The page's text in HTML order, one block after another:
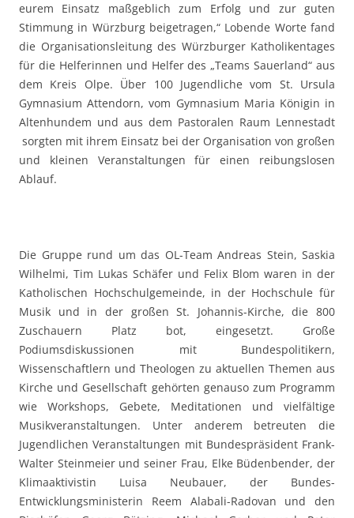
eurem Einsatz maßgeblich zum Erfolg und zur guten
Stimmung in Würzburg beigetragen,“ Lobende Worte fand
die Organisationsleitung des Würzburger Katholikentages
für die Helferinnen und Helfer des „Teams Sauerland“ aus
dem Kreis Olpe. Über 100 Jugendliche vom St. Ursula
Gymnasium Attendorn, vom Gymnasium Maria Königin in
Altenhundem und aus dem Pastoralen Raum Lennestadt
sorgten mit ihrem Einsatz bei der Organisation von großen
und kleinen Veranstaltungen für einen reibungslosen
Ablauf.
Die Gruppe rund um das OL-Team Andreas Stein, Saskia
Wilhelmi, Tim Lukas Schäfer und Felix Blom waren in der
Katholischen Hochschulgemeinde, in der Hochschule für
Musik und in der großen St. Johannis-Kirche, die 800
Zuschauern Platz bot, eingesetzt. Große
Podiumsdiskussionen mit Bundespolitikern,
Wissenschaftlern und Theologen zu aktuellen Themen aus
Kirche und Gesellschaft gehörten genauso zum Programm
wie Workshops, Gebete, Meditationen und vielfältige
Musikveranstaltungen. Unter anderem betreuten die
Jugendlichen Veranstaltungen mit Bundespräsident Frank-
Walter Steinmeier und seiner Frau, Elke Büdenbender, der
Klimaaktivistin Luisa Neubauer, der Bundes-
Entwicklungsministerin Reem Alabali-Radovan und den